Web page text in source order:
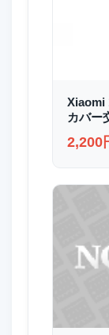
Xiaomi
カバー
2,200